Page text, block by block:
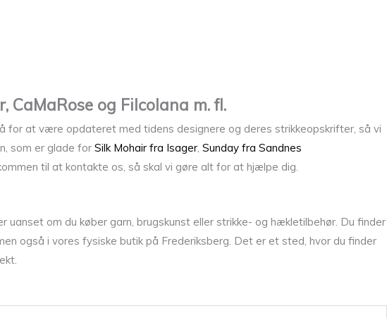
og Filcolana m. fl.
for at være opdateret med tidens designere og deres strikkeopskrifter, så vi
som er glade for Silk Mohair fra Isager Sunday fra Sandnes
til at kontakte os, så skal vi gøre alt for at hjælpe dig.
om du køber garn, brugskunst eller strikke- og hækletilbehør. Du finder
også i vores fysiske butik på Frederiksberg. Det er et sted, hvor du finder